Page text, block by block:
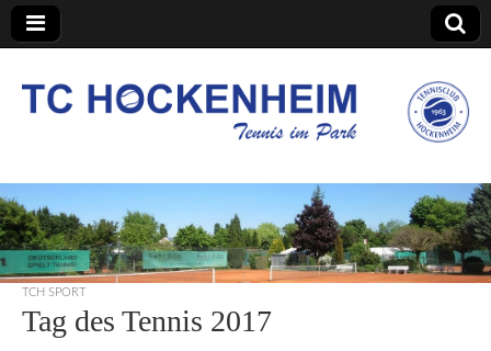
TC Hockenheim
TCH SPORT
Tag des Tennis 2017